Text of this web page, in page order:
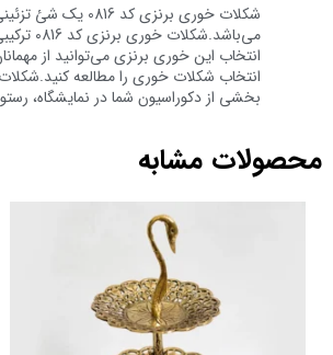
شکلات خوری
انتخاب این خوری برنزی ‌می‌توانید از
انتخاب شکلات خوری
بخشی از دکوراسیون شما در نمایشگاه،
محصولات مشابه